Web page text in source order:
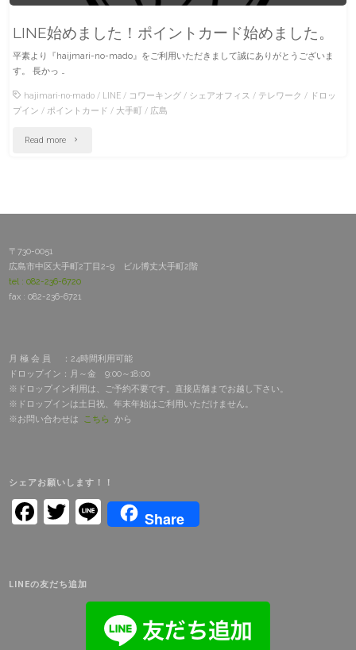
LINE始めました！ポイントカード始めました。
平素より『haijmari-no-mado』をご利用いただきまして誠にありがとうございま
す。 長かっ …
hajimari-no-mado/ LINE/ コワーキング/ シェアオフィス / テレワーク / ドロッ
プイン / ポイントカード / 大手町/ 広島
Read more "LINE
ま
た！
ポ
ト
カ
ー
ま
〒730-0051
広島市中区大手町2丁目2-9 ビル博丈大手町2階
tel : 082-236-6720
fax : 082-236-6721
月 極 会 員 ：24時間利用可能
ドロップイン：月～金 9:00～18:00
※ドロップイン利用は、ご予約不要です。直接店舗までお越し下さい。
※ドロップインは土日祝、年末年始はご利用いただけません。
※お問い合わせは こちら から
シェアお願いします！！
Facebook
Twitter
LineShare
LINEの友だち追加